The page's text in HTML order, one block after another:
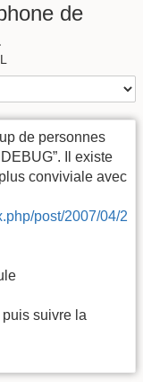
de
de personnes
Il existe
conviviale avec
post/2007/04/2
puis suivre la